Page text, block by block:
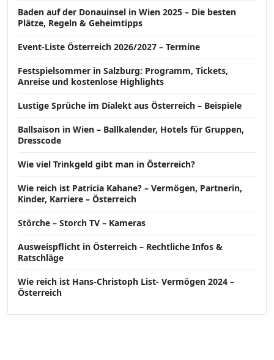
Baden auf der Donauinsel in Wien 2025 – Die besten
Plätze, Regeln & Geheimtipps
Event-Liste Österreich 2026/2027 – Termine
Festspielsommer in Salzburg: Programm, Tickets,
Anreise und kostenlose Highlights
Lustige Sprüche im Dialekt aus Österreich – Beispiele
Ballsaison in Wien – Ballkalender, Hotels für Gruppen,
Dresscode
Wie viel Trinkgeld gibt man in Österreich?
Wie reich ist Patricia Kahane? – Vermögen, Partnerin,
Kinder, Karriere – Österreich
Störche – Storch TV – Kameras
Ausweispflicht in Österreich – Rechtliche Infos &
Ratschläge
Wie reich ist Hans-Christoph List- Vermögen 2024 –
Österreich